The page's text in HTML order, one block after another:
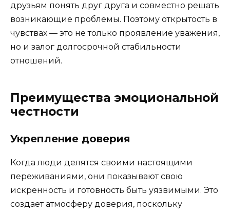
друзьям понять друг друга и совместно решать
возникающие проблемы. Поэтому открытость в
чувствах — это не только проявление уважения,
но и залог долгосрочной стабильности
отношений.
Преимущества эмоциональной
честности
Укрепление доверия
Когда люди делятся своими настоящими
переживаниями, они показывают свою
искренность и готовность быть уязвимыми. Это
создает атмосферу доверия, поскольку